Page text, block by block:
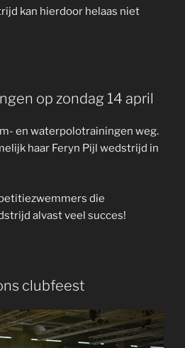
kan hierdoor helaas niet
op zondag 14 april
en waterpolotrainingen weg.
haar Feryn Pijl wedstrijd in
die
alvast veel succes!
clubfeest